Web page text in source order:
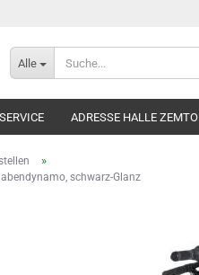
Alle
SERVICE ADRESSE HALLE ZEMTO
»
schwarz-Glanz